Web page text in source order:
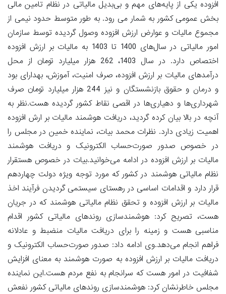
افزوده یکی از پایه‌های مهم و بی‌بدیل مالیاتی در نظام تامین مالی
بخش عمومی کشور به شمار می رود. به طور متوسط حدود نیمی از
مجموع مالیات و عوارض ارزش افزوده وصول گردیده توسط سازمان
امور مالیاتی در سال‌های 1400 تا 1403 به مالیات بر ارزش افزوده
اختصاص دارد. در سال 1403، 262 هزار میلیارد تومان از محل
درآمدهای مالیات بر ارزش افزوده، صرف امنیت، آموزش، بهدارای بود
و درمان و حقوق بازنشستگان و نیز 244 هزار میلیارد تومان صرف
شهرداری‌ها و دهیاری‌ها در اقصی نقاط کشور گردیده هست.نظر به
آنچه در بالا بیان کرده گردید، دریافت هوشمند مالیات بر ارش افزوده
اهمیت زیادی دارد. نظرات محمد بیات، نماینده خمین در مجلس را
در خصوص صدور صورت‌حساب الکترونیک و دریافت هوشمند
مالیات بر ارزش افزوده در ادامه می‌خوانید.بیات در خصوص هستقرار
نظام مالیاتی هوشمند در کشور که مورد توجه ویژه دولت چهاردهم
قرار دارد و اقدامات اساسی در رهستای سیستمی گردیدن فرآیند اخذ
مالیات بر ارزش افزوده و تحقق نظام مالیاتی هوشمند که در جریان
هست، تصریح کرد: هوشمندسازی روندهای مالیاتی کشور اقدام
مناسبی هست و زمینه را برای دریافت مالیات منضبط و عادلانه
فراهم انجام می‌دهد.وی ادامه داد: صدور صورت‌حساب الکترونیک و
دریافت مالیات بر ارزش افزوده به صورت هوشمند به معنای افزایش
شفافیت در امور هست که سرانجام به نفع مردم هست.این نماینده
مجلس خاطرنشان کرد: هوشمندسازی روندهای مالیاتی کشور نفعش